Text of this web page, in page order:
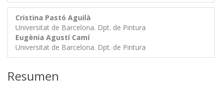
Cristina Pastó Aguilà
Universitat de Barcelona. Dpt. de Pintura
Eugènia Agustí Camí
Universitat de Barcelona. Dpt. de Pintura
Resumen